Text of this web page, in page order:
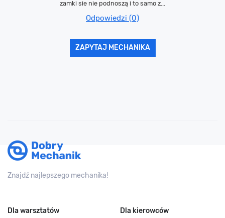
zamki sie nie podnoszą i to samo z...
Odpowiedzi (0)
ZAPYTAJ MECHANIKA
Znajdź najlepszego mechanika!
Dla warsztatów
Dla kierowców